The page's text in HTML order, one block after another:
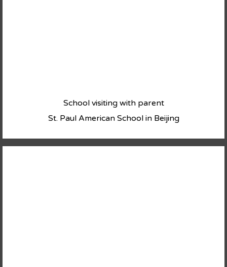
School visiting with parent
St. Paul American School in Beijing